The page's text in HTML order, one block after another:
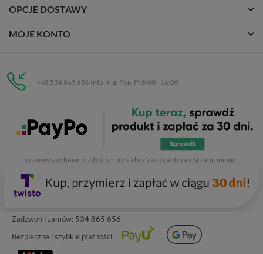
Zadzwoń i zamów: 534 865 656
Bezpieczne i szybkie płatności
OPCJE DOSTAWY
MOJE KONTO
+48 534 865 656 Infolinia: Pon-Pt 8:00 - 16:00
C.H. Respan, Rejtana 53a/250
35-326 Rzeszów
. Kopiowanie, przetwarzanie,
rozpowszechnianie zdjęć lub treści bez zgody autora jest zabronione.